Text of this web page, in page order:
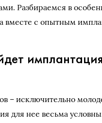
Разбираемся в
вместе с опытным
имплантация
– исключительно
для нее весьма